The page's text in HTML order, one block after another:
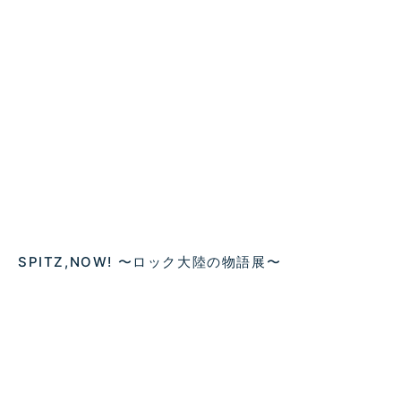
SPITZ,NOW! 〜ロック大陸の物語展〜